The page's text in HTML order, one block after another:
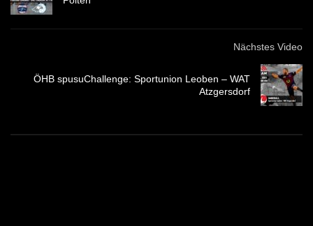
Nächstes Video
ÖHB spusuChallenge: Sportunion Leoben – WAT
Atzgersdorf